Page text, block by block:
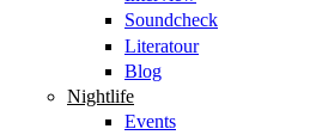
Soundcheck
Literatour
Blog
Nightlife
Events